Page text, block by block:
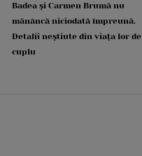
Badea și Carmen Brumă nu
mănâncă niciodată împreună.
Detalii neștiute din viața lor de
cuplu